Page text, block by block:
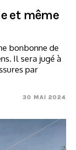
et même
bonbonne de
Il sera jugé à
par
30 MAI 2024